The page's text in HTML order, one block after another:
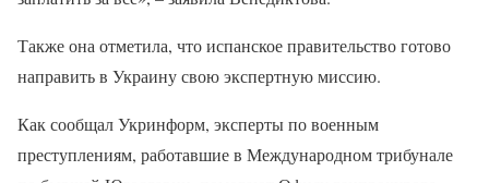
Также она отметила, что испанское правительство готово
направить в Украину свою экспертную миссию.
Как сообщал Укринформ, эксперты по военным
преступлениям, работавшие в Международном трибунале